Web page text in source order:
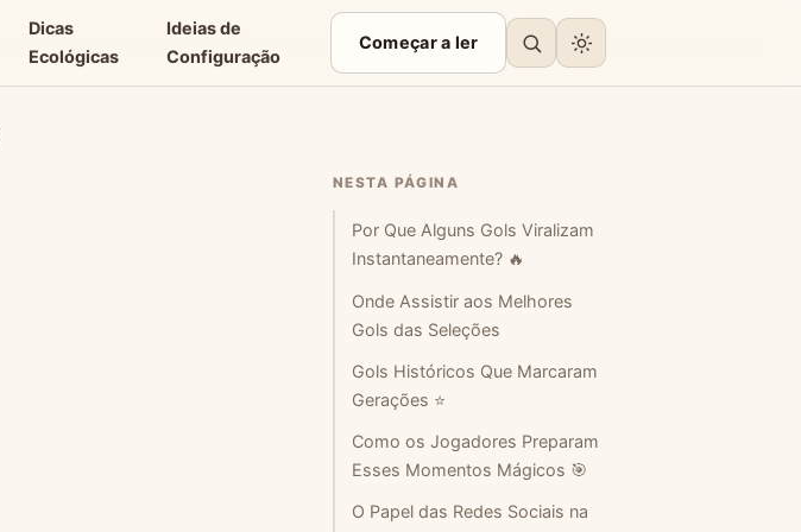
Dicas
Ecológicas
Ideias de
Configuração
Começar a ler
NESTA PÁGINA
Por Que Alguns Gols Viralizam
Instantaneamente? 🔥
Onde Assistir aos Melhores
Gols das Seleções
Gols Históricos Que Marcaram
Gerações ⭐
Como os Jogadores Preparam
Esses Momentos Mágicos 🎯
O Papel das Redes Sociais na